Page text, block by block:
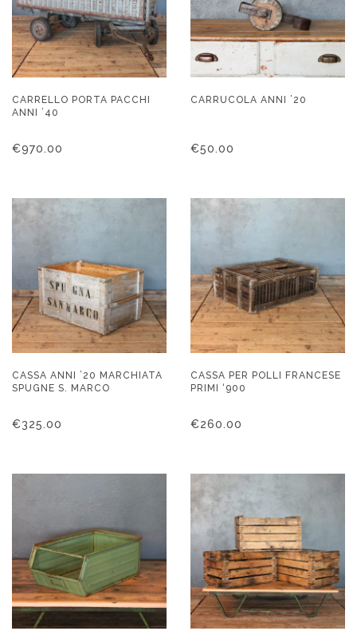
CARRELLO PORTA PACCHI
ANNI ’40
€970.00
CARRUCOLA ANNI ’20
€50.00
CASSA ANNI ’20 MARCHIATA
SPUGNE S. MARCO
€325.00
CASSA PER POLLI FRANCESE
PRIMI ‘900
€260.00